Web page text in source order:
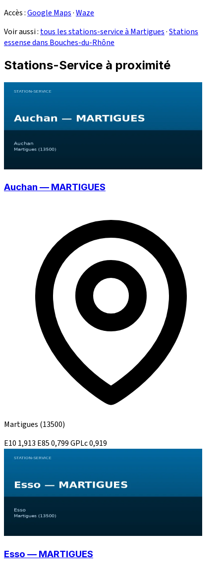
Accès :Google Maps·Waze
Voir aussi : tous les stations-service à Martigues·Stations
essense dans Bouches-du-Rhône
Stations-Service à proximité
Auchan — MARTIGUES
Martigues (13500)
E10 1,913 E850,799GPLc0,919
Esso — MARTIGUES